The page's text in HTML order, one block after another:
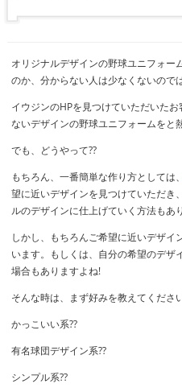
オリジナルデザインの野球ユニフォー
のか、分からない人は少なくないので
イウジンのHPを見つけていただいた
ないデザインの野球ユニフォームをと
でも、どうやって??
もちろん、一番簡単な作り方としては、
望に近いデザインを見つけていただき
ルのデザインに仕上げていく方法もあ
しかし、もちろんご希望に近いデザイ
います。もしくは、自分の希望のデザ
場合もありますよね!
そんな時は、まず好みを教えてくださ
かっこいい系??
有名球団デザイン系??
シンプル系??